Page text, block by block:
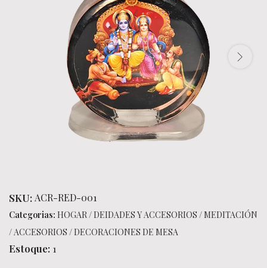
SKU: ACR-RED-001
Categorias: HOGAR/DEIDADES Y ACCESORIOS / MEDITACIÓN
/ACCESORIOS /DECORACIONES DE MESA
Estoque: 1